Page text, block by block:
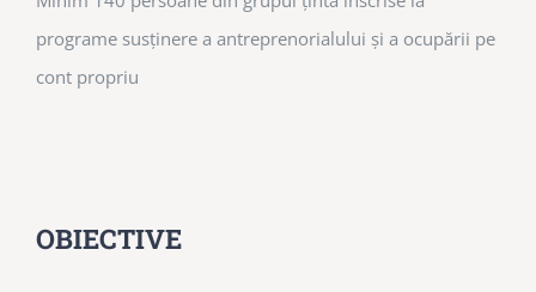
programe susținere a antreprenorialului și a ocupării pe
cont propriu
OBIECTIVE